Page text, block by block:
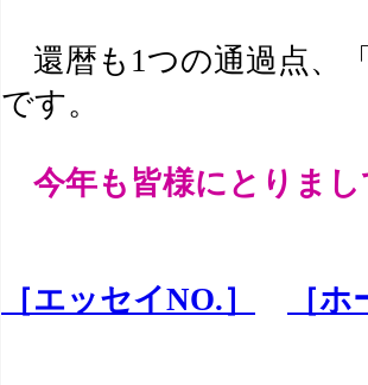
還暦も1つの通過点、
です。
今年も皆様にとりま
［エッセイNO.］ ［